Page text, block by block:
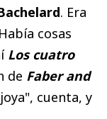
. Era
cosas
Los cuatro
de Faber and
cuenta, y